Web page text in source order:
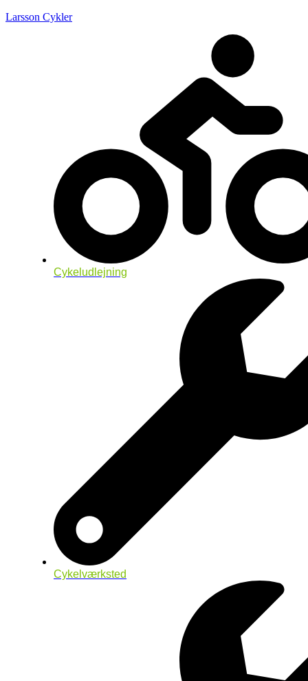
Larsson Cykler
Cykeludlejning
Cykelværksted